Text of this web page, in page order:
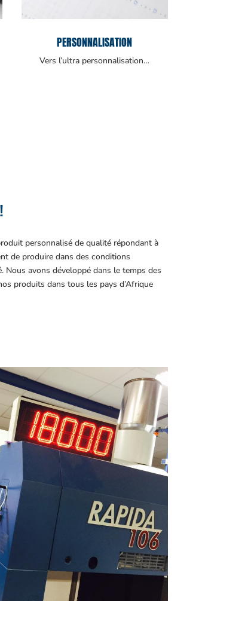
PERSONNALISATION
Vers l’ultra personnalisation…
personnalisé de qualité répondant à
de produire dans des conditions
Nous avons développé dans le temps des
produits dans tous les pays d’Afrique